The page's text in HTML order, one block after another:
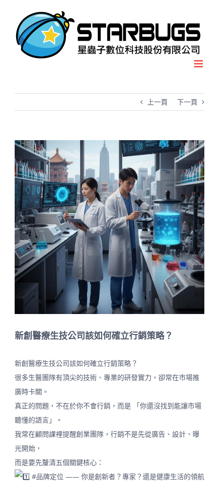
content
上一頁 下一頁
View
Larger
Image
新創醫療生技公司該如何確立行銷策略？
新創醫療生技公司該如何確立行銷策略？
很多生醫團隊有頂尖的技術、專業的研發實力，卻常在市場推
廣時卡關。
真正的問題，不在於你不會行銷，而是 「你還沒找到能讓市場
聽懂的語言」。
我常在顧問課裡提醒創業團隊，行銷不是先從廣告、設計、曝
光開始，
而是要先釐清五個關鍵核心：
#品牌定位 —— 你是創新者？專家？還是健康生活的領航